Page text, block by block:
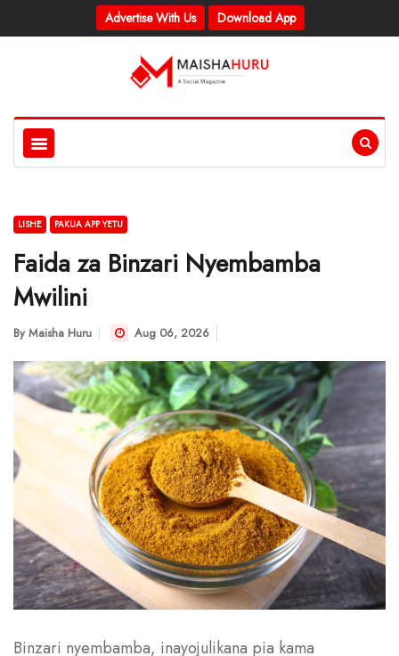
Advertise With Us Download App
LISHE PAKUA APP YETU
Faida za Binzari Nyembamba
Mwilini
By Maisha Huru Aug 06, 2026
Binzari nyembamba, inayojulikana pia kama